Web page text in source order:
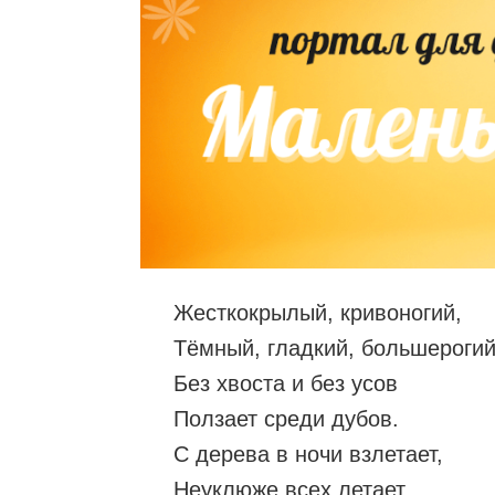
Жесткокрылый, кривоногий,
Тёмный, гладкий,
Без хвоста и без усов
Ползает среди дубов.
С дерева в ночи взлетает,
Неуклюже всех летает…